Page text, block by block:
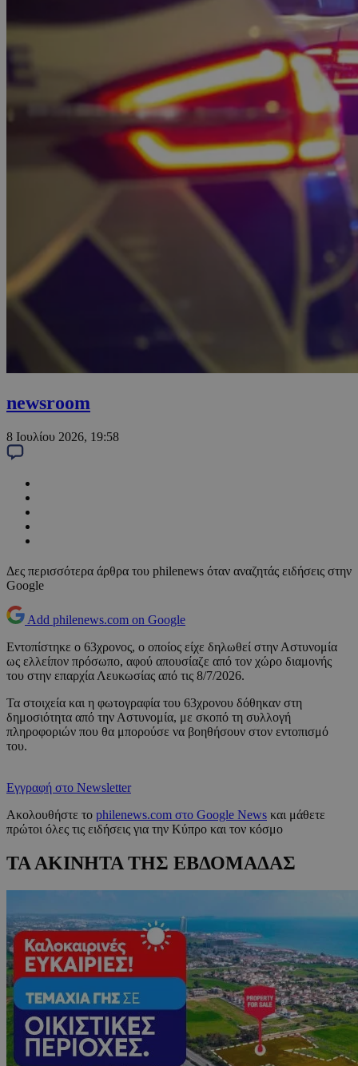
newsroom
8 Ιουλίου 2026, 19:58
Δες περισσότερα άρθρα του philenews όταν αναζητάς ειδήσεις στην
Google
Add philenews.com on Google
Εντοπίστηκε ο 63χρονος, ο οποίος είχε δηλωθεί στην Αστυνομία
ως ελλείπον πρόσωπο, αφού απουσίαζε από τον χώρο διαμονής
του στην επαρχία Λευκωσίας από τις 8/7/2026.
Τα στοιχεία και η φωτογραφία του 63χρονου δόθηκαν στη
δημοσιότητα από την Αστυνομία, με σκοπό τη συλλογή
πληροφοριών που θα μπορούσε να βοηθήσουν στον εντοπισμό
του.
Εγγραφή στο Newsletter
Ακολουθήστε το philenews.com στο Google News και μάθετε
πρώτοι όλες τις ειδήσεις για την Κύπρο και τον κόσμο
ΤΑ ΑΚΙΝΗΤΑ ΤΗΣ ΕΒΔΟΜΑΔΑΣ